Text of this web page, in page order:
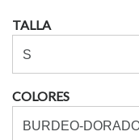
TALLA
COLORES